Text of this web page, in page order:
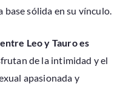
sólida en su vínculo.
Leo y Tauro es
de la intimidad y el
apasionada y